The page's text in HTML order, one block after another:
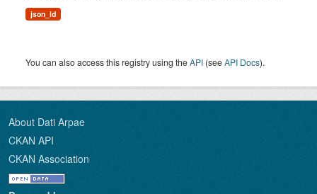
json_ld
You can also access this registry using theAPI (seeAPI Docs).
About Dati Arpae
CKAN API
CKAN Association